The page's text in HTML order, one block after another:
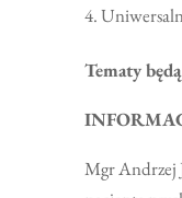
Tematy
Mgr Andrzej